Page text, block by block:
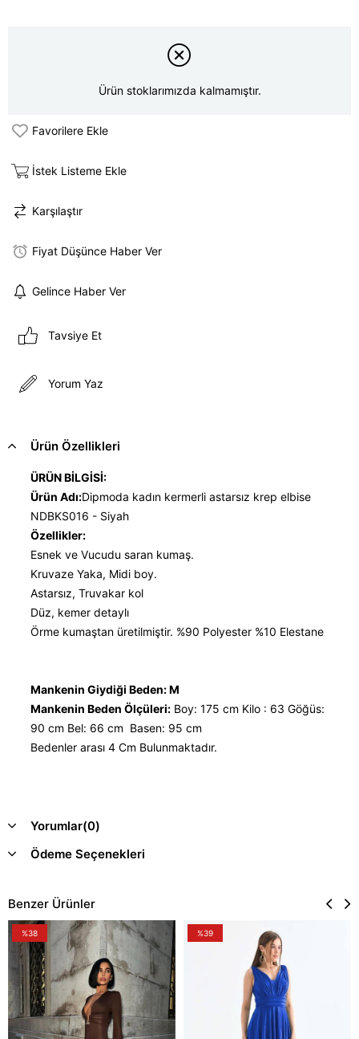
Ürün stoklarımızda kalmamıştır.
Favorilere Ekle
İstek Listeme Ekle
Karşılaştır
Fiyat Düşünce Haber Ver
Gelince Haber Ver
Tavsiye Et
Yorum Yaz
Ürün Özellikleri
ÜRÜN BİLGİSİ:
Ürün Adı:Dipmoda kadın kermerli astarsız krep elbise
NDBKS016 - Siyah
Özellikler:
Esnek ve Vucudu saran kumaş.
Kruvaze Yaka, Midi boy.
Astarsız, Truvakar kol
Düz, kemer detaylı
Örme kumaştan üretilmiştir. %90 Polyester %10 Elestane
Mankenin Giydiği Beden: M
Mankenin Beden Ölçüleri: Boy: 175 cm Kilo : 63 Göğüs:
90 cm Bel: 66 cm Basen: 95 cm
Bedenler arası 4 Cm Bulunmaktadır.
Yorumlar(0)
Ödeme Seçenekleri
Benzer Ürünler
%38 %39